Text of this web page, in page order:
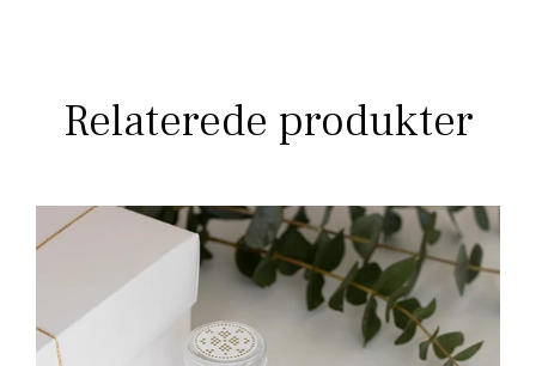
Relaterede produkter